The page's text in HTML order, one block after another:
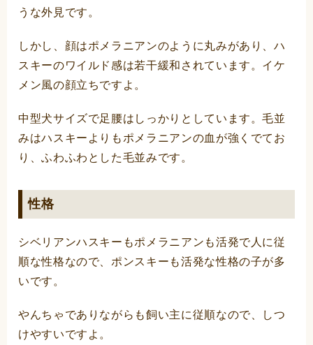
うな外見です。
しかし、顔はポメラニアンのように丸みがあり、ハ
スキーのワイルド感は若干緩和されています。イケ
メン風の顔立ちですよ。
中型犬サイズで足腰はしっかりとしています。毛並
みはハスキーよりもポメラニアンの血が強くでてお
り、ふわふわとした毛並みです。
性格
シベリアンハスキーもポメラニアンも活発で人に従
順な性格なので、ポンスキーも活発な性格の子が多
いです。
やんちゃでありながらも飼い主に従順なので、しつ
けやすいですよ。